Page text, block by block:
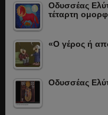
Οδυσσέας
τέταρτη
«Ο γέρος ή
Οδυσσέας